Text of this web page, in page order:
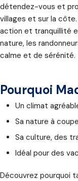
détendez-vous et
villages et sur la
action et tranquillité
nature, les
calme et de sérénité.
Pourquoi
Un climat
Sa nature à
Sa culture, des
Idéal pour des
Découvrez pourquoi